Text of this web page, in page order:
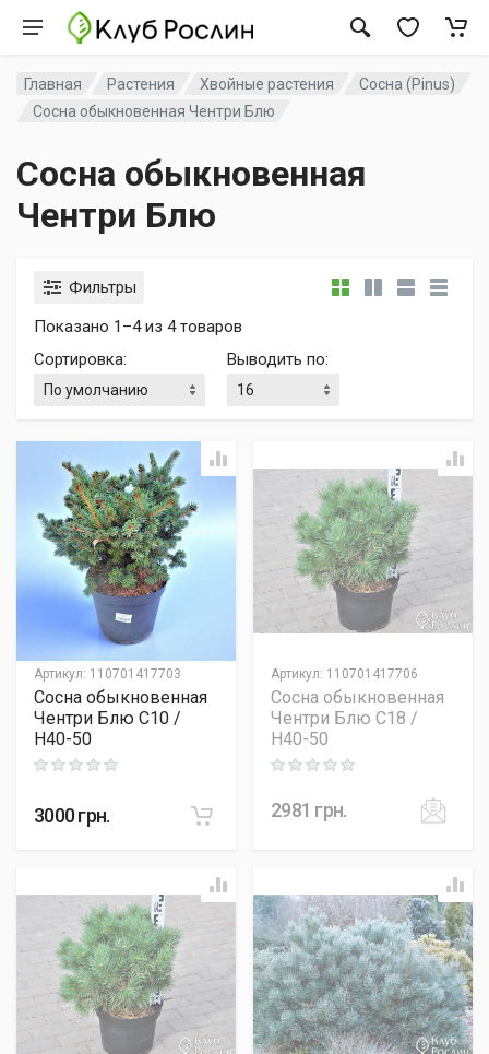
Главная Растения Хвойные растения
Сосна (Pinus)
Сосна обыкновенная Чентри Блю
Сосна обыкновенная
Чентри Блю
Фильтры
Показано 1–4 из 4 товаров
Сортировка: Выводить по:
Артикул: 110701417703
Сосна обыкновенная
Чентри Блю C10 /
H40-50
Rating: 0 out of 5
3000грн.
Артикул: 110701417706
Сосна обыкновенная
Чентри Блю C18 /
H40-50
Rating: 0 out of 5
2981 грн.